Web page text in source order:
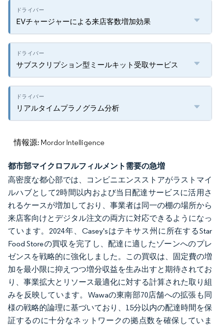
EVチャージャーによる来店客数増加効果
サブスクリプション型ミールキット受取サービス
リアルタイムプラノグラム分析
情報源: Mordor Intelligence
都市部マイクロフルフィルメント需要の急増
高密度な都心部では、コンビニエンスストアがラストマイ
ルハブとして2時間以内および当日配達サービスに活用さ
れるケースが増加しており、事業者は同一の棚の場所から
来店客向けとデジタル注文の両方に対応できるようになっ
ています。2024年、Casey'sはテキサス州に所在するStar
Food Storeの買収を完了し、配達に適したゾーンへのプレ
ゼンスを戦略的に強化しました。この買収は、固定費の増
加を最小限に抑えつつ増分収益を生み出すと期待されてお
り、事業拡大とリソース最適化に対する計算された取り組
みを反映しています。Wawaの東南部70店舗への拡張も同
様の戦略的論理に基づいており、15分以内の配達時間を保
証するのに十分なネットワークの拠点数を確保していま